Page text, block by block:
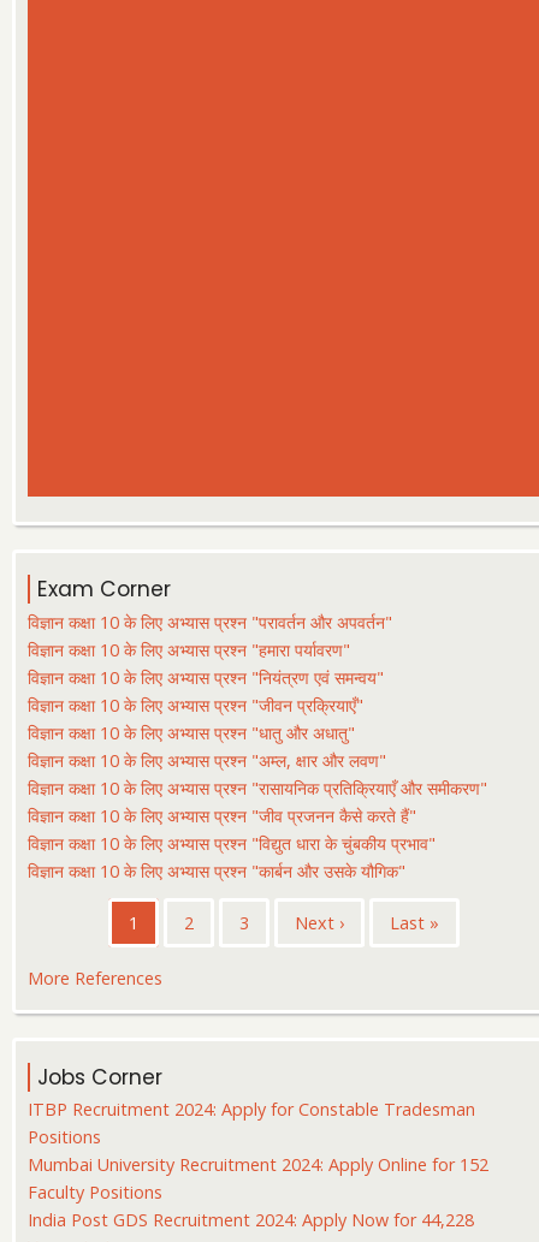
Exam Corner
विज्ञान कक्षा 10 के लिए अभ्यास प्रश्न "परावर्तन और अपवर्तन"
विज्ञान कक्षा 10 के लिए अभ्यास प्रश्न "हमारा पर्यावरण"
विज्ञान कक्षा 10 के लिए अभ्यास प्रश्न "नियंत्रण एवं समन्वय"
विज्ञान कक्षा 10 के लिए अभ्यास प्रश्न "जीवन प्रक्रियाएँ"
विज्ञान कक्षा 10 के लिए अभ्यास प्रश्न "धातु और अधातु"
विज्ञान कक्षा 10 के लिए अभ्यास प्रश्न "अम्ल, क्षार और लवण"
विज्ञान कक्षा 10 के लिए अभ्यास प्रश्न "रासायनिक प्रतिक्रियाएँ और समीकरण"
विज्ञान कक्षा 10 के लिए अभ्यास प्रश्न "जीव प्रजनन कैसे करते हैं"
विज्ञान कक्षा 10 के लिए अभ्यास प्रश्न "विद्युत धारा के चुंबकीय प्रभाव"
विज्ञान कक्षा 10 के लिए अभ्यास प्रश्न "कार्बन और उसके यौगिक"
PaginationCurrent
page
1 पृष्ठ
2 पृष्ठ
3
Next
Next ›
Last
Last »
More References
Jobs Corner
ITBP Recruitment 2024: Apply for Constable Tradesman
Positions
Mumbai University Recruitment 2024: Apply Online for 152
Faculty Positions
India Post GDS Recruitment 2024: Apply Now for 44,228